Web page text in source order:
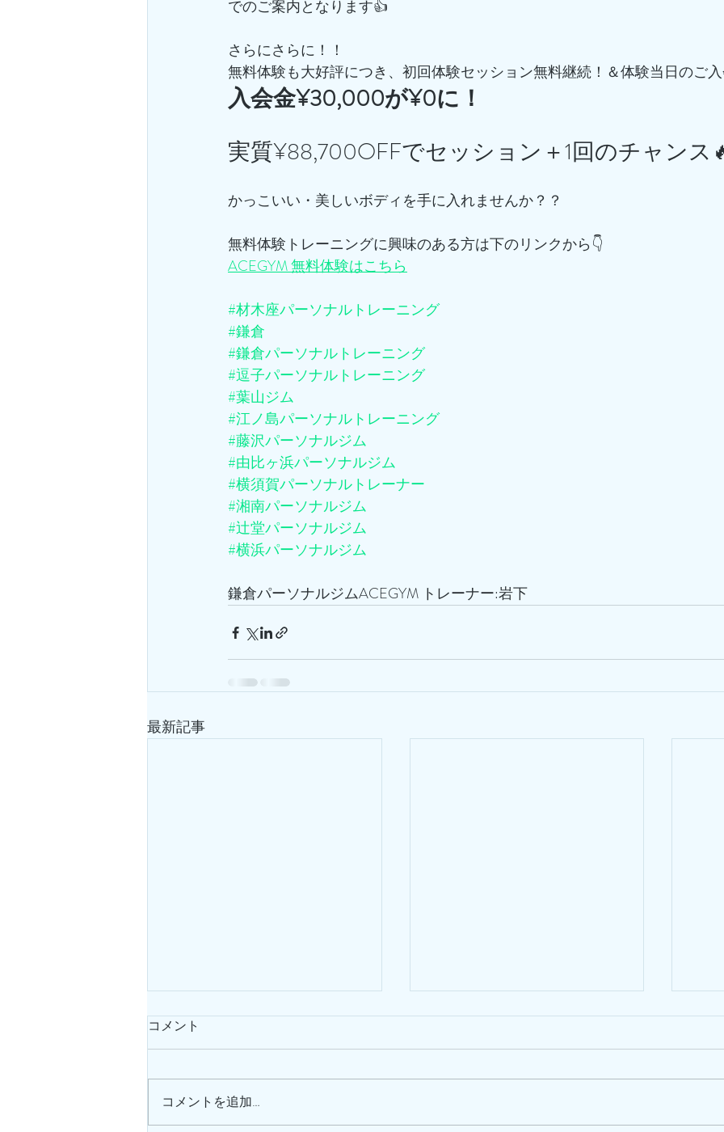
でのご案内となります👍
さらにさらに！！
無料体験も大好評につき、初回体験セッション無料継続！＆体験当日のご
入会金¥30,000が¥0に！
実質¥88,700OFFでセッション＋1回のチャンス
かっこいい・美しいボディを手に入れませんか？？
無料体験トレーニングに興味のある方は下のリンクから👇
ACEGYM 無料体験はこちら
#材木座パーソナルトレーニング
#鎌倉
#鎌倉パーソナルトレーニング
#逗子パーソナルトレーニング
#葉山ジム
#江ノ島パーソナルトレーニング
#藤沢パーソナルジム
#由比ヶ浜パーソナルジム
#横須賀パーソナルトレーナー
#湘南パーソナルジム
#辻堂パーソナルジム
#横浜パーソナルジム
鎌倉パーソナルジムACEGYM トレーナー:岩下
最新記事
コメント
コメントを追加…